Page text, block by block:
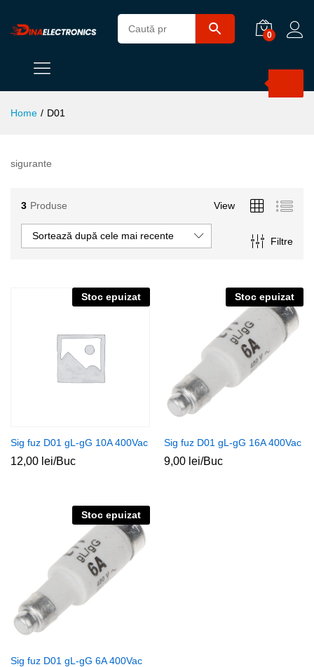
0
Home / D01
sigurante
3 Produse View
Filtre
Sortează după cele mai recente
Stoc epuizat
Sig fuz D01 gL-gG 10A 400Vac
12,00 lei/Buc
Stoc epuizat
Sig fuz D01 gL-gG 16A 400Vac
9,00 lei/Buc
Stoc epuizat
Sig fuz D01 gL-gG 6A 400Vac